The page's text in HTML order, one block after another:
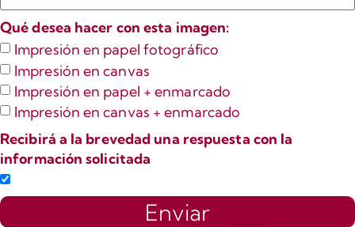
Qué desea hacer con esta imagen:
Impresión en papel fotográfico
Impresión en canvas
Impresión en papel + enmarcado
Impresión en canvas + enmarcado
Recibirá a la brevedad una respuesta con la
información solicitada
Enviar